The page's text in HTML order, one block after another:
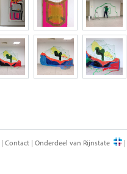
| Contact | Onderdeel van Rijnstate |